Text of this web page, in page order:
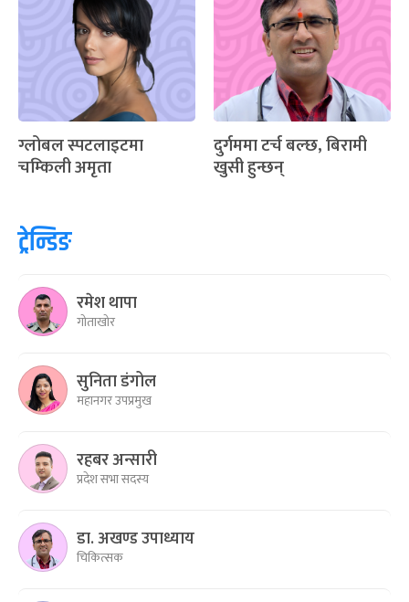
ग्लोबल स्पटलाइटमा
चम्किली अमृता
दुर्गममा टर्च बल्छ, बिरामी
खुसी हुन्छन्
ट्रेन्डिङ
रमेश थापा
गोताखोर
सुनिता डंगोल
महानगर उपप्रमुख
रहबर अन्सारी
प्रदेश सभा सदस्य
डा. अखण्ड उपाध्याय
चिकित्सक